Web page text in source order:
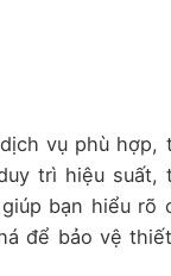
vụ phù hợp,
trì hiệu suất,
bạn hiểu rõ
để bảo vệ